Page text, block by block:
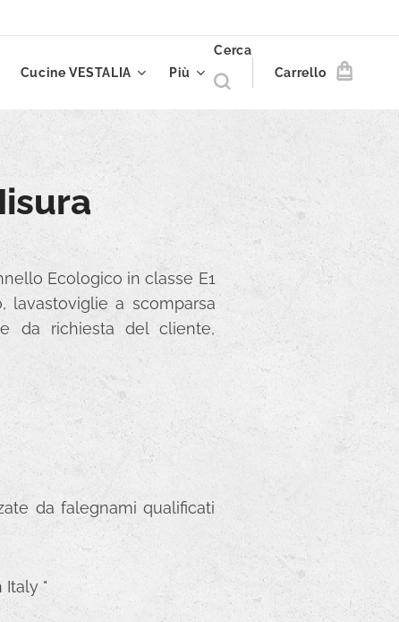
Cucine VESTALIA Più
Cerca
Carrello
Ecologico in classe E1
lavastoviglie a scomparsa
da richiesta del cliente,
da falegnami qualificati
Italy "